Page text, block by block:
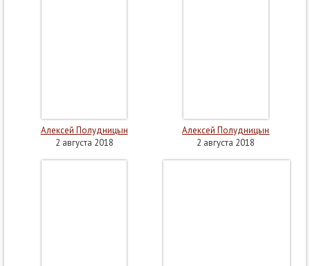
Алексей Полудницын
2 августа 2018
Алексей Полудницын
2 августа 2018